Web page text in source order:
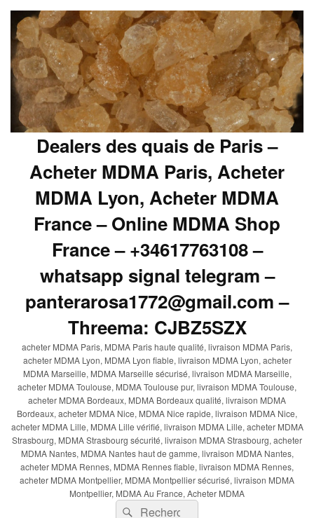
Dealers des quais de Paris –
Acheter MDMA Paris, Acheter
MDMA Lyon, Acheter MDMA
France – Online MDMA Shop
France – +34617763108 –
whatsapp signal telegram –
panterarosa1772@gmail.com –
Threema: CJBZ5SZX
acheter MDMA Paris, MDMA Paris haute qualité, livraison MDMA Paris,
acheter MDMA Lyon, MDMA Lyon fiable, livraison MDMA Lyon, acheter
MDMA Marseille, MDMA Marseille sécurisé, livraison MDMA Marseille,
acheter MDMA Toulouse, MDMA Toulouse pur, livraison MDMA Toulouse,
acheter MDMA Bordeaux, MDMA Bordeaux qualité, livraison MDMA
Bordeaux, acheter MDMA Nice, MDMA Nice rapide, livraison MDMA Nice,
acheter MDMA Lille, MDMA Lille vérifié, livraison MDMA Lille, acheter MDMA
Strasbourg, MDMA Strasbourg sécurité, livraison MDMA Strasbourg, acheter
MDMA Nantes, MDMA Nantes haut de gamme, livraison MDMA Nantes,
acheter MDMA Rennes, MDMA Rennes fiable, livraison MDMA Rennes,
acheter MDMA Montpellier, MDMA Montpellier sécurisé, livraison MDMA
Montpellier, MDMA Au France, Acheter MDMA
Recherche :
Rechercher